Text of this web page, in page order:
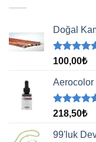
Doğal
5 üzerinden
aldı
100,00₺
Aerocolor
5 üzerinden
aldı
218,50₺
99'luk